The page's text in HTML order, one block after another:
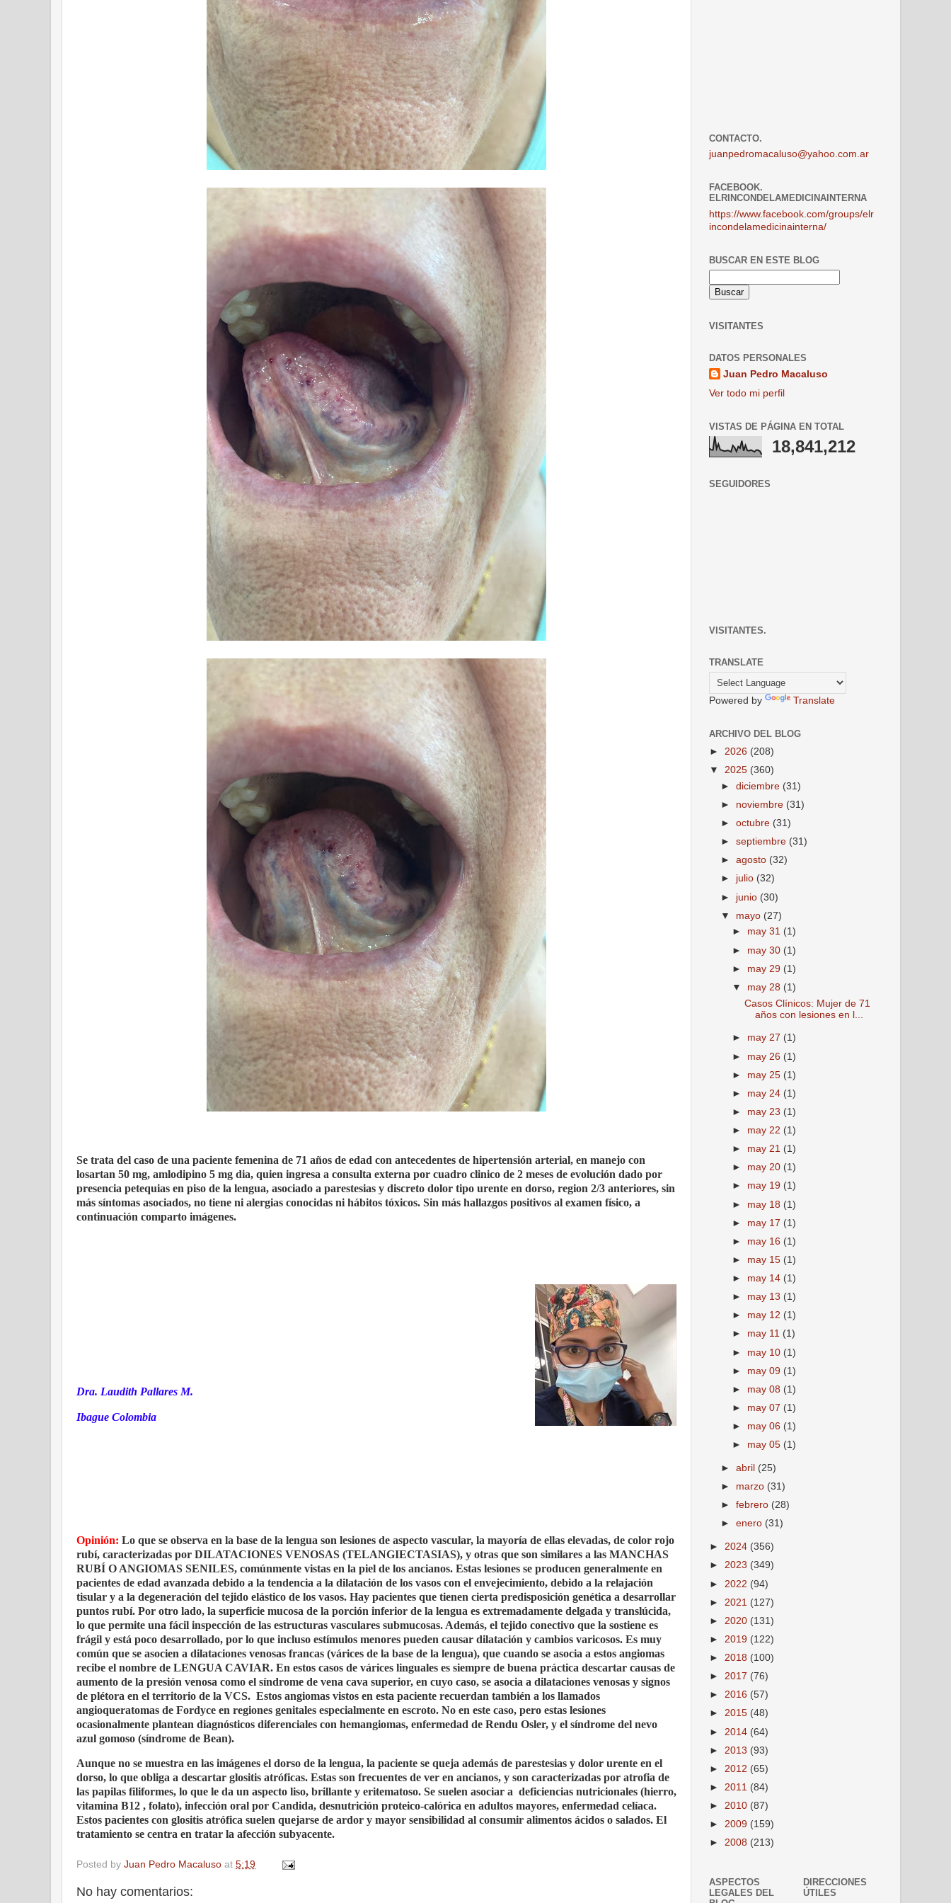
Se trata del caso de una paciente femenina de 71 años de edad con antecedentes de hipertensión arterial, en manejo con
losartan 50 mg, amlodipino 5 mg dia, quien ingresa a consulta externa por cuadro clinico de 2 meses de evolución dado por
presencia petequias en piso de la lengua, asociado a parestesias y discreto dolor tipo urente en dorso, region 2/3 anteriores, sin
más síntomas asociados, no tiene ni alergias conocidas ni hábitos tóxicos. Sin más hallazgos positivos al examen físico, a
continuación comparto imágenes.
Dra. Laudith Pallares M.
Ibague Colombia
Opinión: Lo que se observa en la base de la lengua son lesiones de aspecto vascular, la mayoría de ellas elevadas, de color rojo
rubí, caracterizadas por DILATACIONES VENOSAS (TELANGIECTASIAS), y otras que son similares a las MANCHAS
RUBÍ O ANGIOMAS SENILES, comúnmente vistas en la piel de los ancianos. Estas lesiones se producen generalmente en
pacientes de edad avanzada debido a la tendencia a la dilatación de los vasos con el envejecimiento, debido a la relajación
tisular y a la degeneración del tejido elástico de los vasos. Hay pacientes que tienen cierta predisposición genética a desarrollar
puntos rubí. Por otro lado, la superficie mucosa de la porción inferior de la lengua es extremadamente delgada y translúcida,
lo que permite una fácil inspección de las estructuras vasculares submucosas. Además, el tejido conectivo que la sostiene es
frágil y está poco desarrollado, por lo que incluso estímulos menores pueden causar dilatación y cambios varicosos. Es muy
común que se asocien a dilataciones venosas francas (várices de la base de la lengua), que cuando se asocia a estos angiomas
recibe el nombre de LENGUA CAVIAR. En estos casos de várices linguales es siempre de buena práctica descartar causas de
aumento de la presión venosa como el síndrome de vena cava superior, en cuyo caso, se asocia a dilataciones venosas y signos
de plétora en el territorio de la VCS. Estos angiomas vistos en esta paciente recuerdan también a los llamados
angioqueratomas de Fordyce en regiones genitales especialmente en escroto. No en este caso, pero estas lesiones
ocasionalmente plantean diagnósticos diferenciales con hemangiomas, enfermedad de Rendu Osler, y el síndrome del nevo
azul gomoso (síndrome de Bean).
Aunque no se muestra en las imágenes el dorso de la lengua, la paciente se queja además de parestesias y dolor urente en el
dorso, lo que obliga a descartar glositis atróficas. Estas son frecuentes de ver en ancianos, y son caracterizadas por atrofia de
las papilas filiformes, lo que le da un aspecto liso, brillante y eritematoso. Se suelen asociar a deficiencias nutricionales (hierro,
vitamina B12 , folato), infección oral por Candida, desnutrición proteico-calórica en adultos mayores, enfermedad celíaca.
Estos pacientes con glositis atrófica suelen quejarse de ardor y mayor sensibilidad al consumir alimentos ácidos o salados. El
tratamiento se centra en tratar la afección subyacente.
Posted by Juan Pedro Macaluso at 5:19
No hay comentarios:
CONTACTO.
juanpedromacaluso@yahoo.com.ar
FACEBOOK.
ELRINCONDELAMEDICINAINTERNA
https://www.facebook.com/groups/elr
incondelamedicinainterna/
BUSCAR EN ESTE BLOG
VISITANTES
DATOS PERSONALES
Juan Pedro Macaluso
Ver todo mi perfil
VISTAS DE PÁGINA EN TOTAL
18,841,212
SEGUIDORES
VISITANTES.
TRANSLATE
Powered by Translate
ARCHIVO DEL BLOG
► 2026 (208)
▼ 2025 (360)
►diciembre (31)
► noviembre (31)
►octubre (31)
►septiembre (31)
►agosto (32)
► julio (32)
► junio (30)
▼ mayo (27)
► may 31 (1)
► may 30 (1)
► may 29 (1)
▼ may 28 (1)
Casos Clínicos: Mujer de 71
años con lesiones en l...
► may 27 (1)
► may 26 (1)
► may 25 (1)
► may 24 (1)
► may 23 (1)
► may 22 (1)
► may 21 (1)
► may 20 (1)
► may 19 (1)
► may 18 (1)
► may 17 (1)
► may 16 (1)
► may 15 (1)
► may 14 (1)
► may 13 (1)
► may 12 (1)
► may 11 (1)
► may 10 (1)
► may 09 (1)
► may 08 (1)
► may 07 (1)
► may 06 (1)
► may 05 (1)
►abril (25)
► marzo (31)
►febrero (28)
►enero (31)
► 2024 (356)
► 2023 (349)
► 2022 (94)
► 2021 (127)
► 2020 (131)
► 2019 (122)
► 2018 (100)
► 2017 (76)
► 2016 (57)
► 2015 (48)
► 2014 (64)
► 2013 (93)
► 2012 (65)
► 2011 (84)
► 2010 (87)
► 2009 (159)
► 2008 (213)
ASPECTOS
LEGALES DEL
DIRECCIONES
ÚTILES